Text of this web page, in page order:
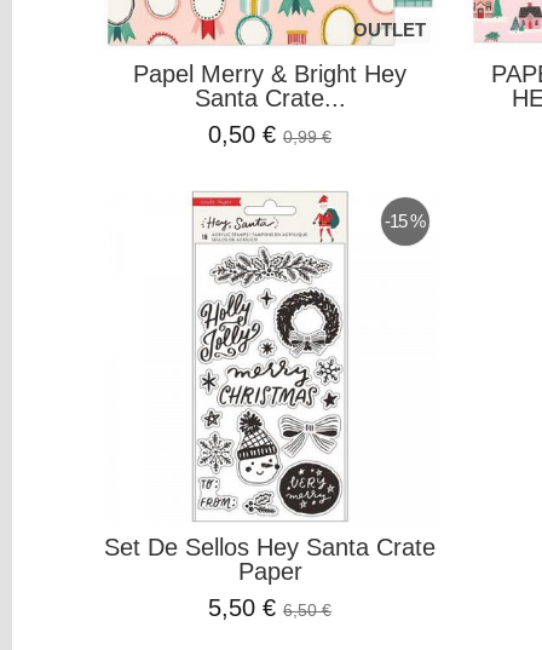
Scrapbooking
Resinas
PERSONALIZADOS
DECORACION
Búsqueda
OUTLET
Papel Merry & Bright Hey
Santa Crate...
0,50 €0,99 €
-15 %
Set De Sellos Hey Santa Crate
Paper
5,50 €6,50 €